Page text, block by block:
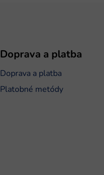
Doprava a platba
Doprava a platba
Platobné metódy